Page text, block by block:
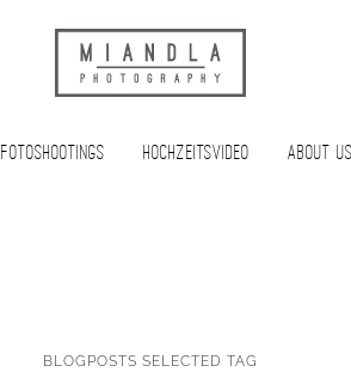
Fotoshootings Hochzeitsvideo About Us
BLOGPOSTS SELECTED TAG